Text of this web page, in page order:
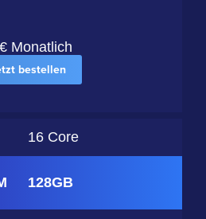
Monatlich
bestellen
16 Core
128GB